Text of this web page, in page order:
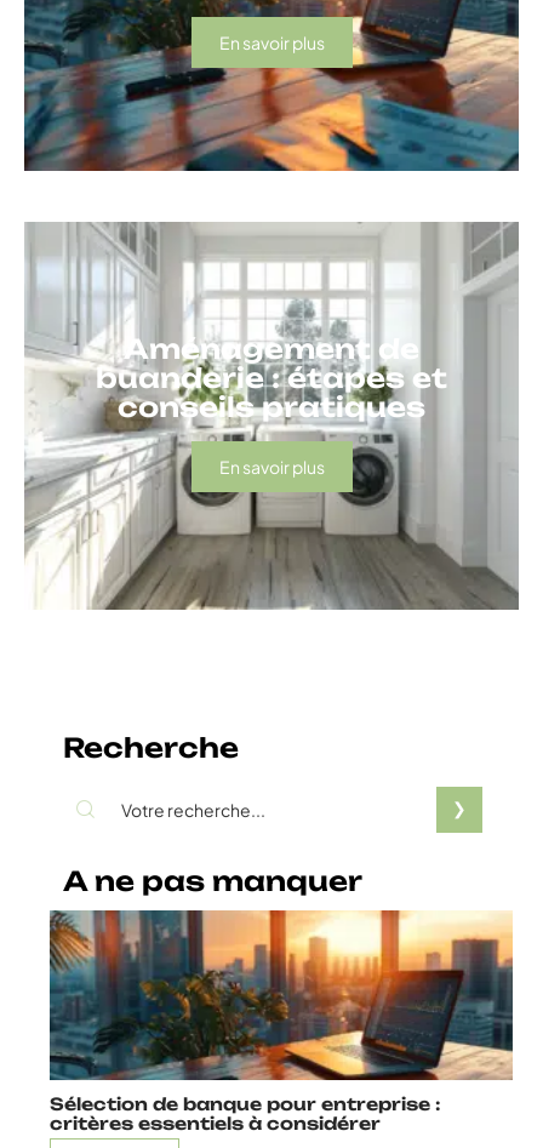
En savoir plus
Aménagement de
buanderie : étapes et
conseils pratiques
En savoir plus
Recherche
A ne pas manquer
Sélection de banque pour entreprise :
critères essentiels à considérer